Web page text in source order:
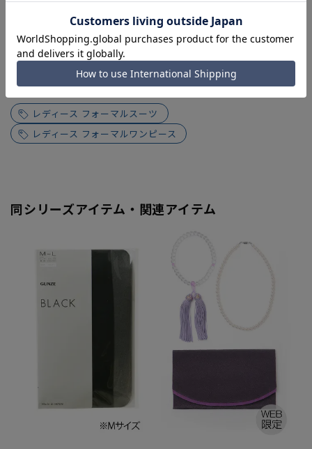
関連カテゴリから他の商品を探す
レディース フォーマルスーツ
レディース フォーマルワンピース
同シリーズアイテム・関連アイテム